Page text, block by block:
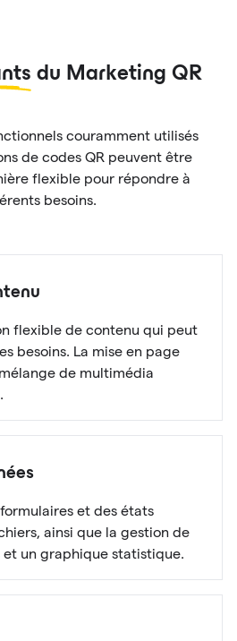
du Marketing QR
couramment utilisés
de codes QR peuvent être
flexible pour répondre à
besoins.
flexible de contenu qui peut
besoins. La mise en page
de multimédia
et des états
ainsi que la gestion de
et un graphique statistique.